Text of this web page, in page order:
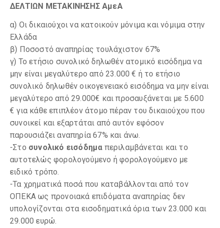
ΔΕΛΤΙΩΝ ΜΕΤΑΚΙΝΗΣΗΣ ΑμεΑ
α) Οι δικαιούχοι να κατοικούν μόνιμα και νόμιμα στην
Ελλάδα
β) Ποσοστό αναπηρίας τουλάχιστον 67%
γ) Το ετήσιο συνολικό δηλωθέν ατομικό εισόδημα να
μην είναι μεγαλύτερο από 23.000 € ή το ετήσιο
συνολικό δηλωθέν οικογενειακό εισόδημα να μην είναι
μεγαλύτερο από 29.000€ και προσαυξάνεται με 5.600
€ για κάθε επιπλέον άτομο πέραν του δικαιούχου που
συνοικεί και εξαρτάται από αυτόν εφόσον
παρουσιάζει αναπηρία 67% και άνω.
-Στο συνολικό εισόδημα περιλαμβάνεται και το
αυτοτελώς φορολογούμενο ή φορολογούμενο με
ειδικό τρόπο.
-Τα χρηματικά ποσά που καταβάλλονται από τον
ΟΠΕΚΑ ως προνοιακά επιδόματα αναπηρίας δεν
υπολογίζονται στα εισοδηματικά όρια των 23.000 και
29.000 ευρώ.